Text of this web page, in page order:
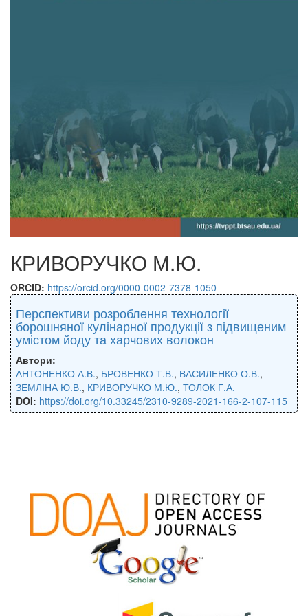
КРИВОРУЧКО М.Ю.
ORCID: https://orcid.org/0000-0002-7378-1050
Перспективи розроблення технології
борошняної кулінарної продукції з підвищеним
умістом йоду та харчових волокон
Автори:
АНТОНЕНКО А.В., БРОВЕНКО Т.В., ВАСИЛЕНКО О.В.,
ЗЕМЛІНА Ю.В., КРИВОРУЧКО М.Ю., ТОЛОК Г.А.
DOI: https://doi.org/10.33245/2310-9289-2021-166-2-107-115